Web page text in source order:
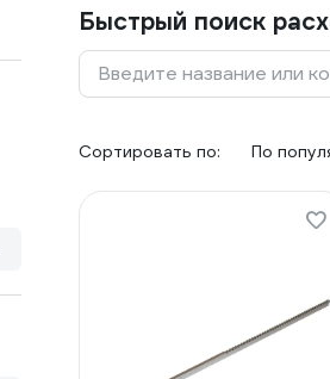
Быстрый поиск
Введите название или
Сортировать по: По